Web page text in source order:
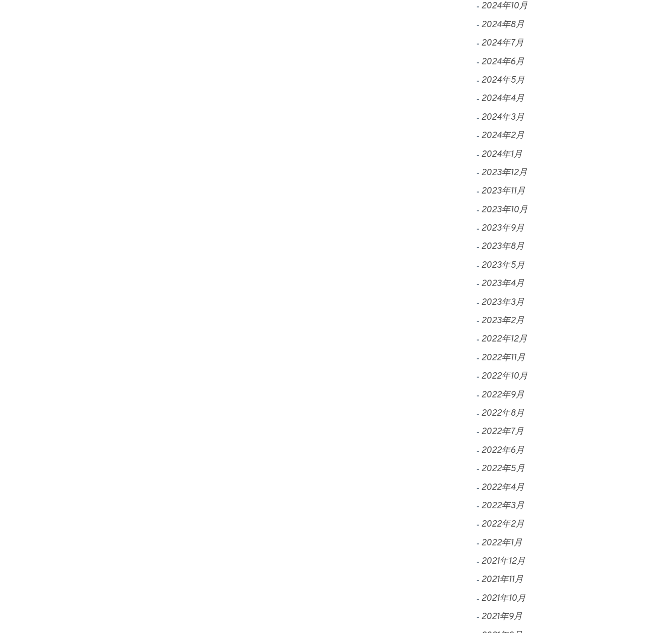
2024年10月
2024年8月
2024年7月
2024年6月
2024年5月
2024年4月
2024年3月
2024年2月
2024年1月
2023年12月
2023年11月
2023年10月
2023年9月
2023年8月
2023年5月
2023年4月
2023年3月
2023年2月
2022年12月
2022年11月
2022年10月
2022年9月
2022年8月
2022年7月
2022年6月
2022年5月
2022年4月
2022年3月
2022年2月
2022年1月
2021年12月
2021年11月
2021年10月
2021年9月